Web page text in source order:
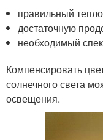
правильный
достаточную
необходимый
Компенсировать
солнечного света
освещения.